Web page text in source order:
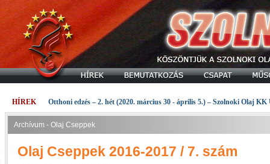
HÍREK Otthoni edzés – 2. hét (2020. március 30 - április 5.) – Szolnoki Olaj KK
Archívum - Olaj Cseppek
Olaj Cseppek 2016-2017 / 7. szám